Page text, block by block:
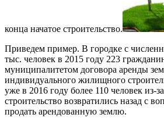
конца начатое строительство.
Приведем пример. В городке с
тыс. человек в 2015 году 223
муниципалитетом договора аренды
индивидуального жилищного
уже в 2016 году более 110 человек из-
строительство возвратились назад с
продать арендованную землю.